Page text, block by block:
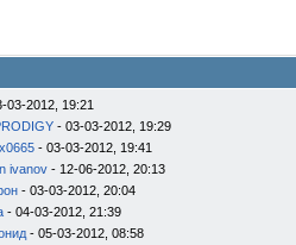
03-2012, 19:21
- 03-03-2012, 19:29
- 03-03-2012, 19:41
ivanov - 12-06-2012, 20:13
- 03-03-2012, 20:04
- 04-03-2012, 21:39
- 05-03-2012, 08:58